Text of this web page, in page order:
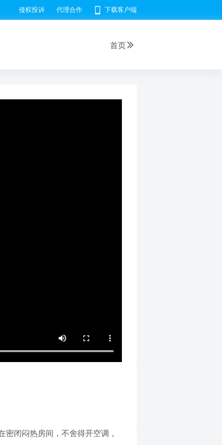
侵权投诉 代理合作 下载客户端
首页
闭闷热房间，不舍得开空调，